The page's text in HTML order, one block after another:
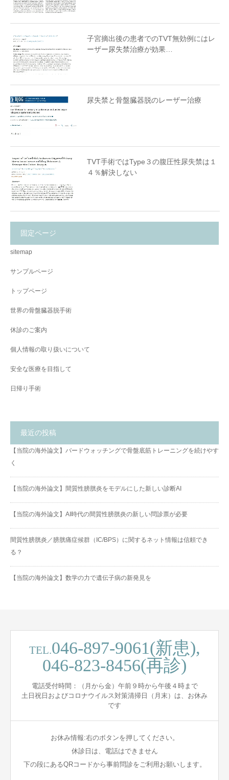
子宮摘出後の患者でのTVT無効例にはレ
ーザー尿失禁治療が効果…
尿失禁と骨盤臓器脱のレーザー治療
TVT手術ではType３の腹圧性尿失禁は１
４％解決しない
固定ページ
sitemap
サンプルページ
トップページ
世界の骨盤臓器脱手術
休診のご案内
個人情報の取り扱いについて
安全な医療を目指して
日帰り手術
最近の投稿
【当院の海外論文】バードウォッチングで骨盤底筋トレーニングを続けやす
く
【当院の海外論文】間質性膀胱炎をモデルにした新しい診断AI
【当院の海外論文】AI時代の間質性膀胱炎の新しい問診票が必要
間質性膀胱炎／膀胱痛症候群（IC/BPS）に関するネット情報は信頼でき
る？
【当院の海外論文】数学の力で遺伝子病の新発見を
TEL.046-897-9061(新患),
046-823-8456(再診)
電話受付時間：（月から金）午前９時から午後４時まで
土日祝日およびコロナウイルス対策清掃日（月末）は、お休み
です
お休み情報:右のボタンを押してください。
休診日は、電話はできません
下の段にあるQRコードから事前問診をご利用お願いします。